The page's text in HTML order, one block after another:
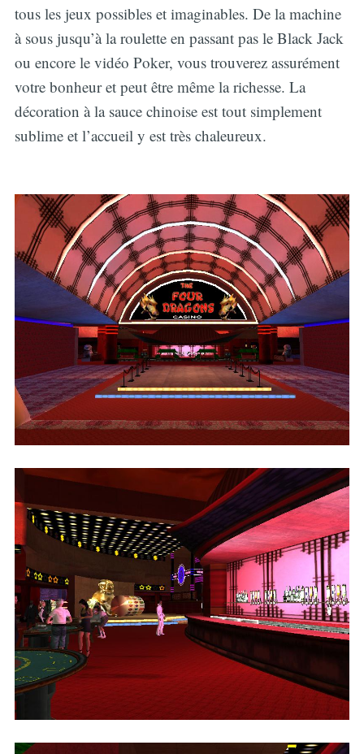
tous les jeux possibles et imaginables. De la machine
à sous jusqu’à la roulette en passant pas le Black Jack
ou encore le vidéo Poker, vous trouverez assurément
votre bonheur et peut être même la richesse. La
décoration à la sauce chinoise est tout simplement
sublime et l’accueil y est très chaleureux.